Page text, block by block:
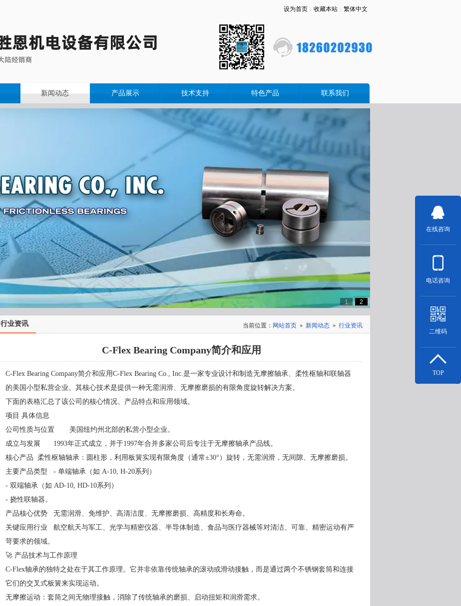
设为首页 收藏本站 繁体中文
新闻动态 产品展示 技术支持 特色产品 联系我们
1 2
当前位置： 网站首页 » 新闻动态 » 行业资讯
行业资讯
C-Flex Bearing Company简介和应用
C-Flex Bearing Company简介和应用C-Flex Bearing Co., Inc.是一家专业设计和制造无摩擦轴承、柔性枢轴和联轴器
的美国小型私营企业。其核心技术是提供一种无需润滑、无摩擦磨损的有限角度旋转解决方案。
下面的表格汇总了该公司的核心情况、产品特点和应用领域。
项目 具体信息
公司性质与位置
美国纽约州北部的私营小型企业。
成立与发展
1993年正式成立，并于1997年合并多家公司后专注于无摩擦轴承产品线。
核心产品 柔性枢轴轴承：圆柱形，利用板簧实现有限角度（通常±30°）旋转，无需润滑，无间隙、无摩擦磨损。
主要产品类型
- 单端轴承（如 A-10, H-20系列）
- 双端轴承（如 AD-10, HD-10系列）
- 挠性联轴器。
产品核心优势
无需润滑、免维护、高清洁度、无摩擦磨损、高精度和长寿命。
关键应用行业
航空航天与军工、光学与精密仪器、半导体制造、食品与医疗器械等对清洁、可靠、精密运动有严
苛要求的领域。
🚀 产品技术与工作原理
C-Flex轴承的独特之处在于其工作原理。它并非依靠传统轴承的滚动或滑动接触，而是通过两个不锈钢套筒和连接
它们的交叉式板簧来实现运动。
无摩擦运动：套筒之间无物理接触，消除了传统轴承的磨损、启动扭矩和润滑需求。
在线咨询
电话咨询
二维码
TOP